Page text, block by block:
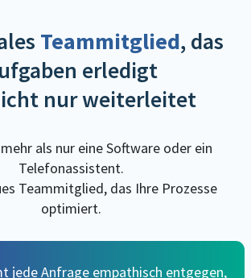
Teammitglied, das
erledigt
nur weiterleitet​
als nur eine Software oder ein
Telefonassistent.
Teammitglied, das Ihre Prozesse
optimiert.
jede Anfrage empathisch entgegen,